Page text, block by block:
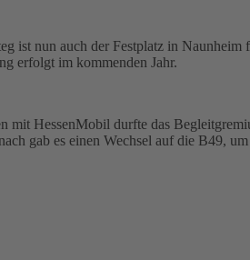
ist nun auch der Festplatz in
erfolgt im kommenden Jahr.
mit HessenMobil durfte das
gab es einen Wechsel auf die B49,